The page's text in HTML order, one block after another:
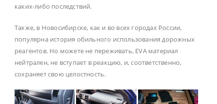
каких-либо последствий.
Также, в Новосибирске, как и во всех городах России,
популярна история обильного использования дорожных
реагентов. Но можете не переживать, EVA материал
нейтрален, не вступает в реакцию, и, соответственно,
сохраняет свою целостность.